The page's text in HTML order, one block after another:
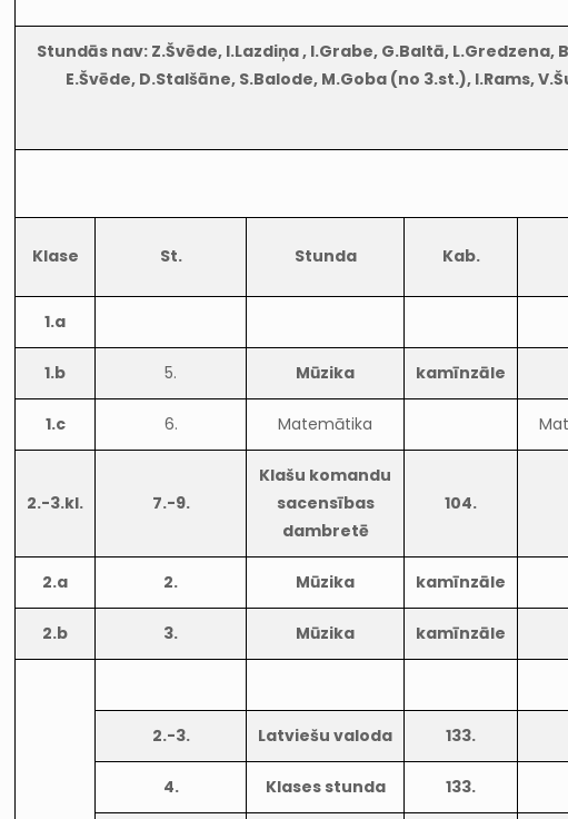
Stundās nav: Z.Švēde, I.Lazdiņa , I.Grabe, G.Baltā,
E.Švēde, D.Stalšāne, S.Balode, M.Goba (no 3.st.), I.Rams,
Klase St. Stunda Kab.
1.a
1.b 5. Mūzika kamīnzāle
1.c 6. Matemātika
2.-3.kl. 7.-9.
Klašu komandu
sacensības
dambretē
104.
2.a 2. Mūzika kamīnzāle
2.b 3. Mūzika kamīnzāle
2.-3. Latviešu valoda 133.
4. Klases stunda 133.